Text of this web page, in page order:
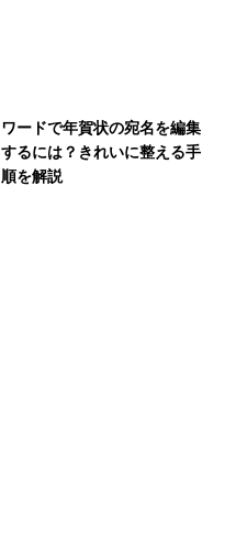
ワードで年賀状の宛名を編集
するには？きれいに整える手
順を解説